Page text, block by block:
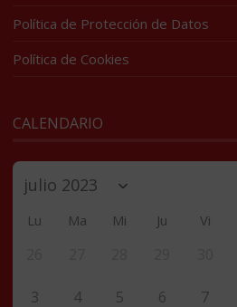
Política de Protección de Datos
Política de Cookies
CALENDARIO
Lu Ma Mi Ju Vi
3 4 5 6 7